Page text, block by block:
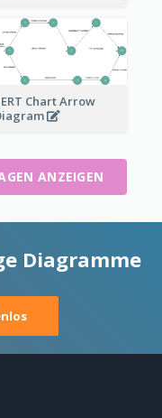
Chart Arrow
ANZEIGEN
Diagramme